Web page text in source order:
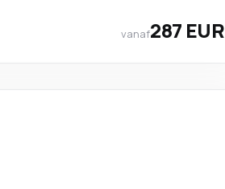
vanaf287 EUR